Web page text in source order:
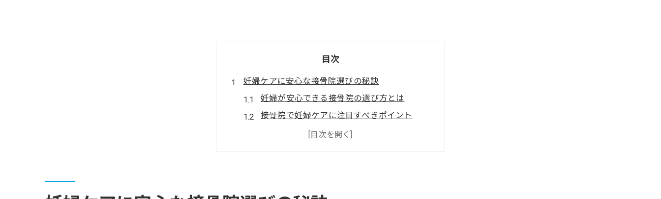
目次
妊婦ケアに安心な接骨院選びの秘訣
妊婦が安心できる接骨院の選び方とは
接骨院で妊婦ケアに注目すべきポイント
専門スタッフがいる接骨院の見極め方
口コミでわかる接骨院の妊婦対応力